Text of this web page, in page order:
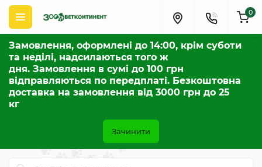
Замовлення, оформлені до 14:00, крім суботи
та неділі, надсилаються того ж
дня. Замовлення в сумі до 100 грн
відправляються по передплаті. Безкоштовна
доставка на замовлення від 3000 грн до 25
кг
Зачинити
0